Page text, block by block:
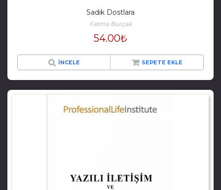
Sadık Dostlara
Fatma Burçak
54.00₺
İNCELE SEPETE EKLE